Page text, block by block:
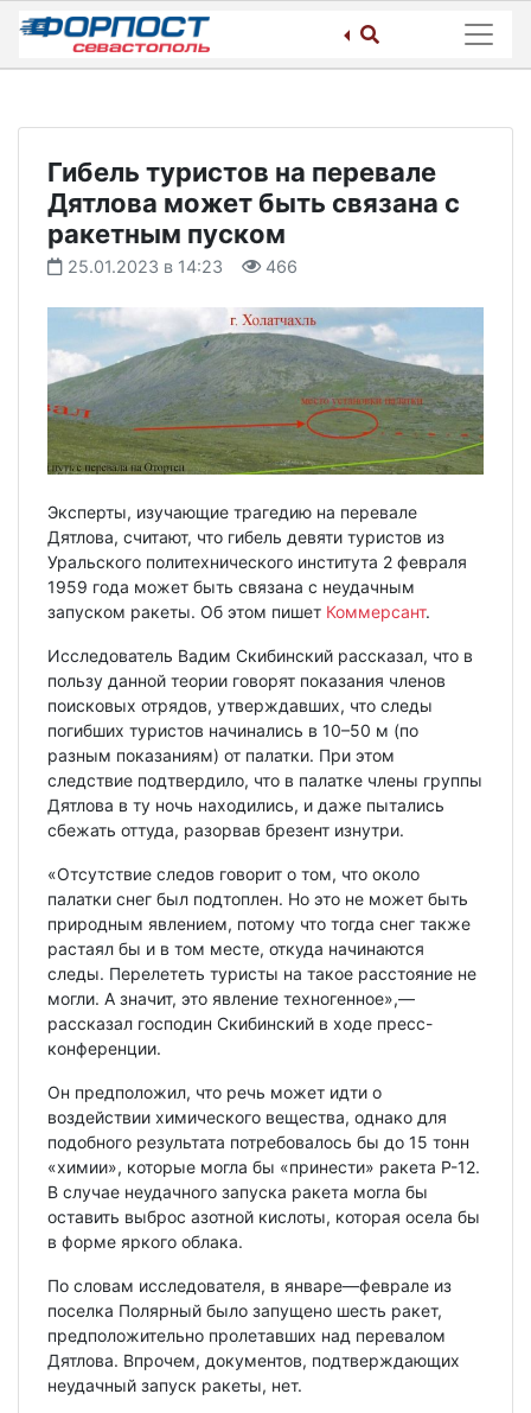
Skip
content
Гибель туристов на перевале
Дятлова может быть связана с
ракетным пуском
25.01.2023 в 14:23 466
Эксперты, изучающие трагедию на перевале
Дятлова, считают, что гибель девяти туристов из
Уральского политехнического института 2 февраля
1959 года может быть связана с неудачным
запуском ракеты. Об этом пишет Коммерсант.
Исследователь Вадим Скибинский рассказал, что в
пользу данной теории говорят показания членов
поисковых отрядов, утверждавших, что следы
погибших туристов начинались в 10–50 м (по
разным показаниям) от палатки. При этом
следствие подтвердило, что в палатке члены группы
Дятлова в ту ночь находились, и даже пытались
сбежать оттуда, разорвав брезент изнутри.
«Отсутствие следов говорит о том, что около
палатки снег был подтоплен. Но это не может быть
природным явлением, потому что тогда снег также
растаял бы и в том месте, откуда начинаются
следы. Перелететь туристы на такое расстояние не
могли. А значит, это явление техногенное»,—
рассказал господин Скибинский в ходе пресс-
конференции.
Он предположил, что речь может идти о
воздействии химического вещества, однако для
подобного результата потребовалось бы до 15 тонн
«химии», которые могла бы «принести» ракета Р-12.
В случае неудачного запуска ракета могла бы
оставить выброс азотной кислоты, которая осела бы
в форме яркого облака.
По словам исследователя, в январе—феврале из
поселка Полярный было запущено шесть ракет,
предположительно пролетавших над перевалом
Дятлова. Впрочем, документов, подтверждающих
неудачный запуск ракеты, нет.